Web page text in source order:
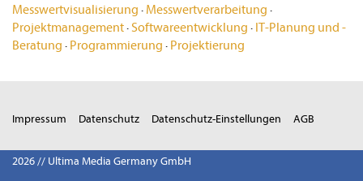
Messwertvisualisierung · Messwertverarbeitung ·
Projektmanagement· Softwareentwicklung · IT-Planung und -
Beratung · Programmierung · Projektierung
Impressum Datenschutz Datenschutz-Einstellungen AGB
2026 // Ultima Media Germany GmbH